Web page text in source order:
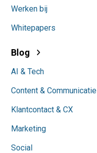
Werken bij
Whitepapers
Blog
AI & Tech
Content & Communicatie
Klantcontact & CX
Marketing
Social